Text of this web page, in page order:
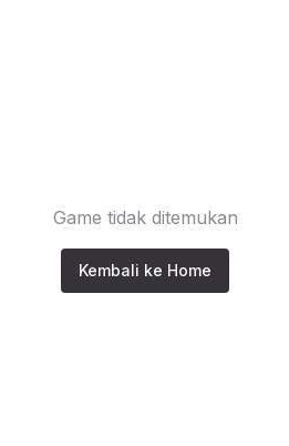
Game tidak ditemukan
Kembali ke Home